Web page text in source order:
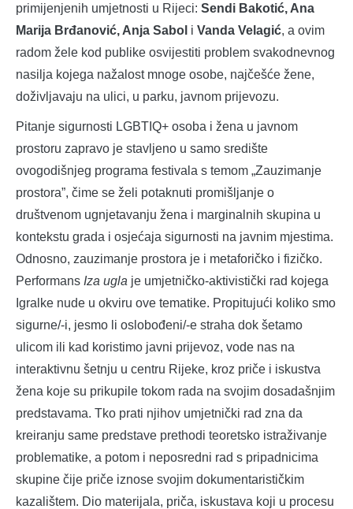
primijenjenih umjetnosti u Rijeci: Sendi Bakotić, Ana
Marija Brđanović, Anja Sabol i Vanda Velagić, a ovim
radom žele kod publike osvijestiti problem svakodnevnog
nasilja kojega nažalost mnoge osobe, najčešće žene,
doživljavaju na ulici, u parku, javnom prijevozu.
Pitanje sigurnosti LGBTIQ+ osoba i žena u javnom
prostoru zapravo je stavljeno u samo središte
ovogodišnjeg programa festivala s temom „Zauzimanje
prostora”, čime se želi potaknuti promišljanje o
društvenom ugnjetavanju žena i marginalnih skupina u
kontekstu grada i osjećaja sigurnosti na javnim mjestima.
Odnosno, zauzimanje prostora je i metaforičko i fizičko.
Performans Iza ugla je umjetničko-aktivistički rad kojega
Igralke nude u okviru ove tematike. Propitujući koliko smo
sigurne/-i, jesmo li oslobođeni/-e straha dok šetamo
ulicom ili kad koristimo javni prijevoz, vode nas na
interaktivnu šetnju u centru Rijeke, kroz priče i iskustva
žena koje su prikupile tokom rada na svojim dosadašnjim
predstavama. Tko prati njihov umjetnički rad zna da
kreiranju same predstave prethodi teoretsko istraživanje
problematike, a potom i neposredni rad s pripadnicima
skupine čije priče iznose svojim dokumentarističkim
kazalištem. Dio materijala, priča, iskustava koji u procesu